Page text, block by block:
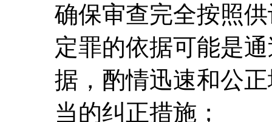
确保审查完全按照
定罪的依据可能是
据，酌情迅速和公
当的纠正措施；